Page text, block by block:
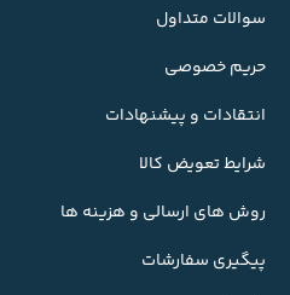
سوالات متداول
حریم خصوصی
انتقادات و پیشنهادات
شرایط تعویض کالا
روش های ارسالی و هزینه ها
پیگیری سفارشات